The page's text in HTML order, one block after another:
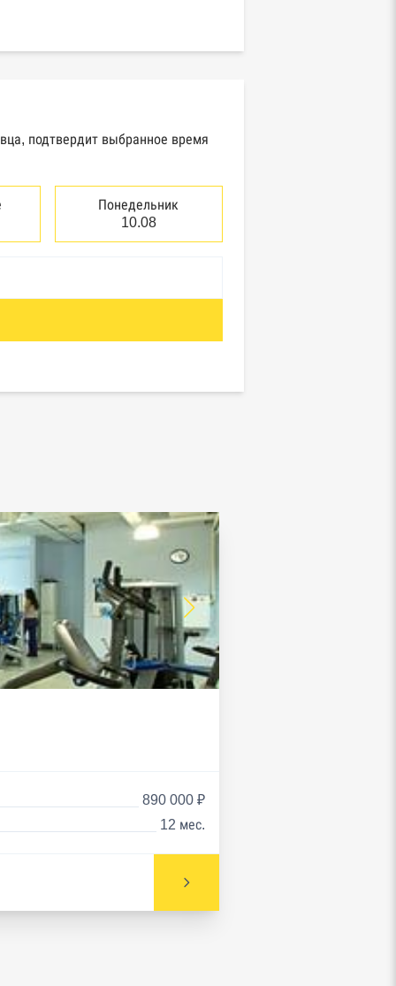
Росприроднадзор,
подтвердит выбранное время
Понедельник
10.08
890 000 ₽
12 мес.